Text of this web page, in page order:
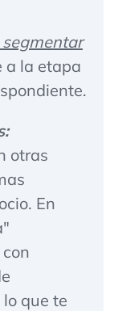
a la etapa
otras
En
que te